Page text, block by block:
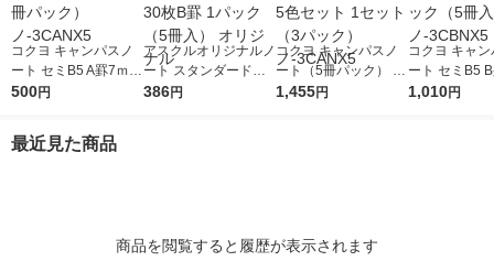
コクヨ キャンパスノ
ート セミB5 A罫7ｍｍ
（ミリ） 30枚 5色セ
500円
アスクルオリジナルノ
ート スタンダードタ
イプ アソートパック
386円
コクヨ キャンパスノ
ート（5冊パック） セ
ミB5 A罫 7ｍｍ（ミ
1,455円
コクヨ キャ
ート セミB5
（ミリ） 30
1,010円
最近見た商品
商品を閲覧すると履歴が表示されます